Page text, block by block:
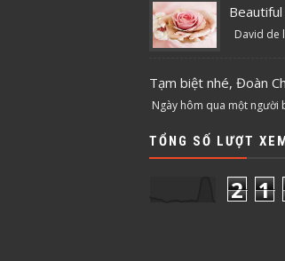
David de
Tạm biệt nhé, Đoàn
Ngày hôm qua một người
TỔNG SỐ LƯỢT
2 1